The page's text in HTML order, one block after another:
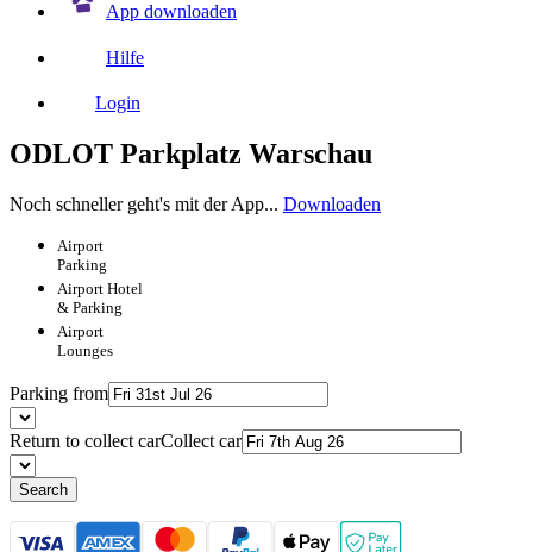
App downloaden
Hilfe
Login
ODLOT Parkplatz Warschau
Noch schneller geht's mit der App... Downloaden
Airport
Parking
Airport Hotel
& Parking
Airport
Lounges
Parking from
Return to collect carCollect car
Search